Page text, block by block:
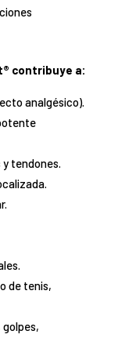
contribuye a:
analgésico).
tendones.
de tenis,